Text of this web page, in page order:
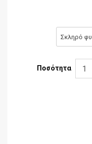
Ποσότητα